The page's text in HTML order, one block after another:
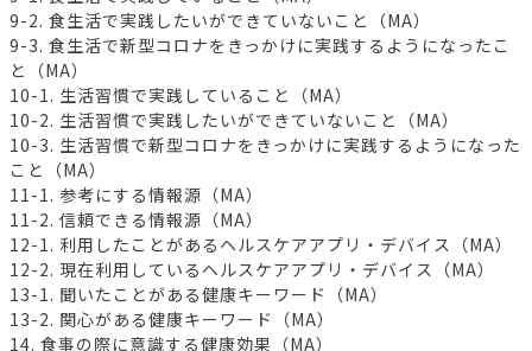
9-2. 食生活で実践したいができていないこと（MA）
9-3. 食生活で新型コロナをきっかけに実践するようになったこ
と（MA）
10-1. 生活習慣で実践していること（MA）
10-2. 生活習慣で実践したいができていないこと（MA）
10-3. 生活習慣で新型コロナをきっかけに実践するようになった
こと（MA）
11-1. 参考にする情報源（MA）
11-2. 信頼できる情報源（MA）
12-1. 利用したことがあるヘルスケアアプリ・デバイス（MA）
12-2. 現在利用しているヘルスケアアプリ・デバイス（MA）
13-1. 聞いたことがある健康キーワード（MA）
13-2. 関心がある健康キーワード（MA）
14. 食事の際に意識する健康効果（MA）